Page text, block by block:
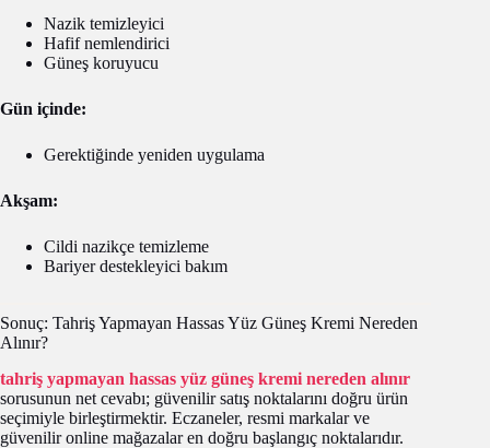
Nazik temizleyici
Hafif nemlendirici
Güneş koruyucu
Gün içinde:
Gerektiğinde yeniden uygulama
Akşam:
Cildi nazikçe temizleme
Bariyer destekleyici bakım
Sonuç: Tahriş Yapmayan Hassas Yüz Güneş Kremi Nereden
Alınır?
tahriş yapmayan hassas yüz güneş kremi nereden alınır
sorusunun net cevabı; güvenilir satış noktalarını doğru ürün
seçimiyle birleştirmektir. Eczaneler, resmi markalar ve
güvenilir online mağazalar en doğru başlangıç noktalarıdır.